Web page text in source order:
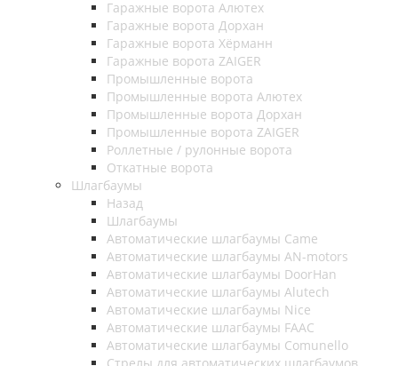
Гаражные ворота Алютех
Гаражные ворота Дорхан
Гаражные ворота Хёрманн
Гаражные ворота ZAIGER
Промышленные ворота
Промышленные ворота Алютех
Промышленные ворота Дорхан
Промышленные ворота ZAIGER
Роллетные / рулонные ворота
Откатные ворота
Шлагбаумы
Назад
Шлагбаумы
Автоматические шлагбаумы Came
Автоматические шлагбаумы AN-motors
Автоматические шлагбаумы DoorHan
Автоматические шлагбаумы Alutech
Автоматические шлагбаумы Nice
Автоматические шлагбаумы FAAC
Автоматические шлагбаумы Comunello